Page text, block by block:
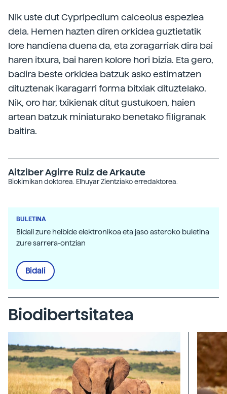
Nik uste dut Cypripedium calceolus espeziea
dela. Hemen hazten diren orkidea guztietatik
lore handiena duena da, eta zoragarriak dira bai
haren itxura, bai haren kolore hori bizia. Eta gero,
badira beste orkidea batzuk asko estimatzen
dituztenak ikaragarri forma bitxiak dituztelako.
Nik, oro har, txikienak ditut gustukoen, haien
artean batzuk miniaturako benetako filigranak
baitira.
Aitziber Agirre Ruiz de Arkaute
Biokimikan doktorea. Elhuyar Zientziako erredaktorea.
BULETINA
Bidali zure helbide elektronikoa eta jaso asteroko buletina
zure sarrera-ontzian
Bidali
Biodibertsitatea